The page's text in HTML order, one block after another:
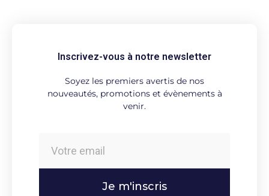
Inscrivez-vous à notre newsletter
Soyez les premiers avertis de nos
nouveautés, promotions et évènements à
venir.
Je m'inscris